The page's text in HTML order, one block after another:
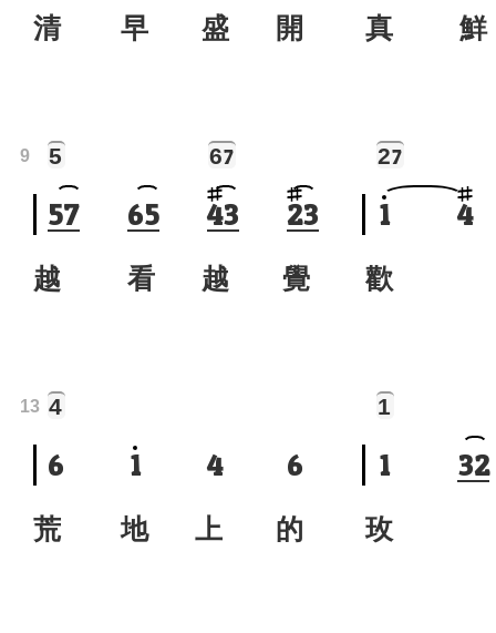
清 早 盛 開 真
5 67
57 65 43 23
9
越 看 越 覺
27
1 4
歡
4
6 1 4 6
13
荒 地 上 的
1
1 32
玫